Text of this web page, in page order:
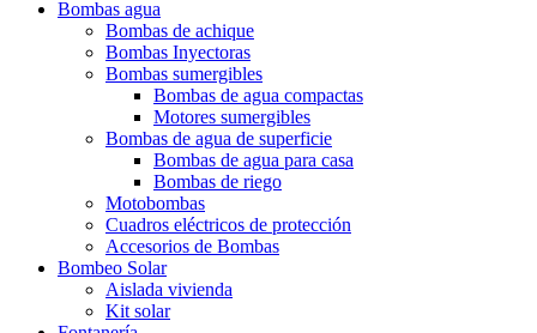
Bombas agua
Bombas de achique
Bombas Inyectoras
Bombas sumergibles
Bombas de agua compactas
Motores sumergibles
Bombas de agua de superficie
Bombas de agua para casa
Bombas de riego
Motobombas
Cuadros eléctricos de protección
Accesorios de Bombas
Bombeo Solar
Aislada vivienda
Kit solar